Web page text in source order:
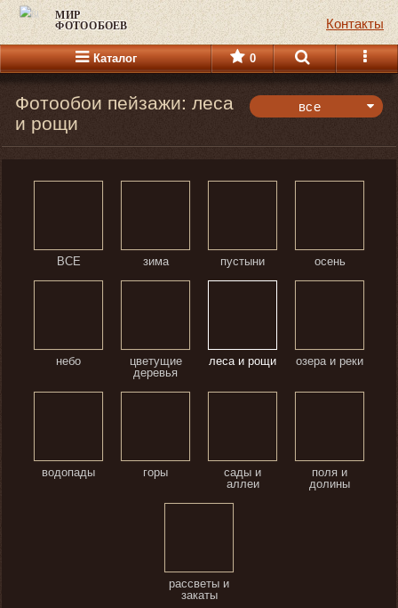
МИР
ФОТООБОЕВ Контакты
Каталог 0
все
Фотообои пейзажи: леса
и рощи
ВСЕ зима пустыни осень
небо цветущие
деревья
леса и рощи озера и реки
водопады горы сады и
аллеи
поля и
долины
рассветы и
закаты